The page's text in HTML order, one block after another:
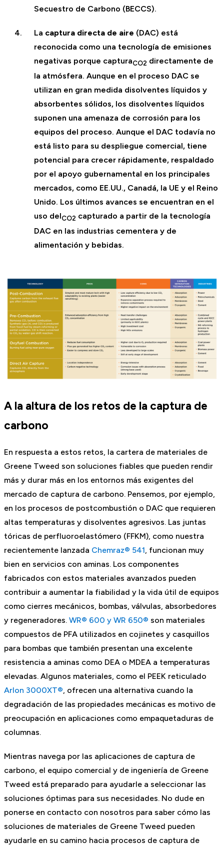
Secuestro de Carbono (BECCS).
La captura directa de aire (DAC) está
reconocida como una tecnología de emisiones
negativas porque capturaCO2 directamente de
la atmósfera. Aunque en el proceso DAC se
utilizan en gran medida disolventes líquidos y
absorbentes sólidos, los disolventes líquidos
suponen una amenaza de corrosión para los
equipos del proceso. Aunque el DAC todavía no
está listo para su despliegue comercial, tiene
potencial para crecer rápidamente, respaldado
por el apoyo gubernamental en los principales
mercados, como EE.UU., Canadá, la UE y el Reino
Unido. Los últimos avances se encuentran en el
uso delCO2 capturado a partir de la tecnología
DAC en las industrias cementera y de
alimentación y bebidas.
A la altura de los retos de la captura de
carbono
En respuesta a estos retos, la cartera de materiales de
Greene Tweed son soluciones fiables que pueden rendir
más y durar más en los entornos más exigentes del
mercado de captura de carbono. Pensemos, por ejemplo,
en los procesos de postcombustión o DAC que requieren
altas temperaturas y disolventes agresivos. Las juntas
tóricas de perfluoroelastómero (FFKM), como nuestra
recientemente lanzada Chemraz® 541, funcionan muy
bien en servicios con aminas. Los componentes
fabricados con estos materiales avanzados pueden
contribuir a aumentar la fiabilidad y la vida útil de equipos
como cierres mecánicos, bombas, válvulas, absorbedores
y regeneradores. WR® 600 y WR 650® son materiales
compuestos de PFA utilizados en cojinetes y casquillos
para bombas que también presentan una excelente
resistencia a aminas como DEA o MDEA a temperaturas
elevadas. Algunos materiales, como el PEEK reticulado
Arlon 3000XT®, ofrecen una alternativa cuando la
degradación de las propiedades mecánicas es motivo de
preocupación en aplicaciones como empaquetaduras de
columnas.
Mientras navega por las aplicaciones de captura de
carbono, el equipo comercial y de ingeniería de Greene
Tweed está preparado para ayudarle a seleccionar las
soluciones óptimas para sus necesidades. No dude en
ponerse en contacto con nosotros para saber cómo las
soluciones de materiales de Greene Tweed pueden
ayudarle en su camino hacia procesos de captura de